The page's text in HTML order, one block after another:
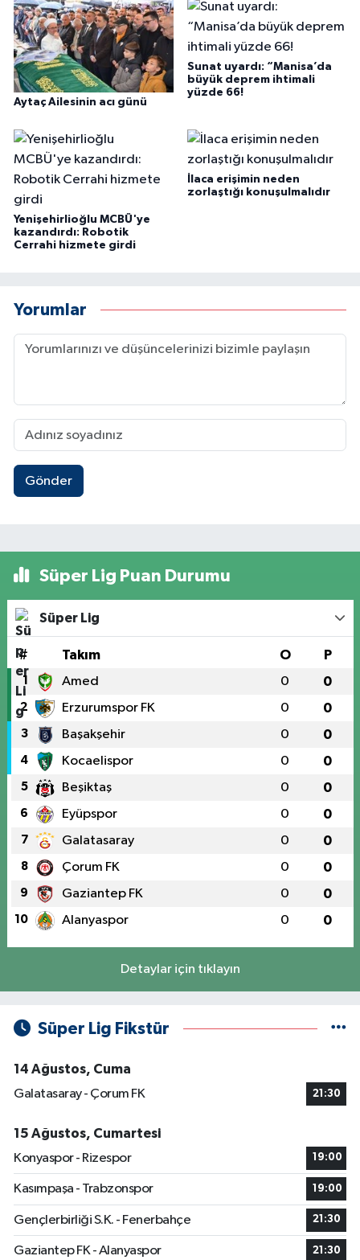
Aytaç Ailesinin acı günü
Sunat uyardı: “Manisa’da
büyük deprem ihtimali
yüzde 66!
Yenişehirlioğlu MCBÜ'ye
kazandırdı: Robotik
Cerrahi hizmete girdi
İlaca erişimin neden
zorlaştığı konuşulmalıdır
Yorumlar
Gönder
Süper Lig Puan Durumu
Süper Lig
# Takım O P
1 Amed 0 0
2 Erzurumspor FK 0 0
3 Başakşehir 0 0
4 Kocaelispor 0 0
5 Beşiktaş 0 0
6 Eyüpspor 0 0
7 Galatasaray 0 0
8 Çorum FK 0 0
9 Gaziantep FK 0 0
10 Alanyaspor 0 0
Detaylar için tıklayın
Süper Lig Fikstür
14 Ağustos, Cuma
Galatasaray - Çorum FK
21:30
15 Ağustos, Cumartesi
Konyaspor - Rizespor
19:00
Kasımpaşa - Trabzonspor 19:00
Gençlerbirliği S.K. - Fenerbahçe 21:30
Gaziantep FK - Alanyaspor 21:30